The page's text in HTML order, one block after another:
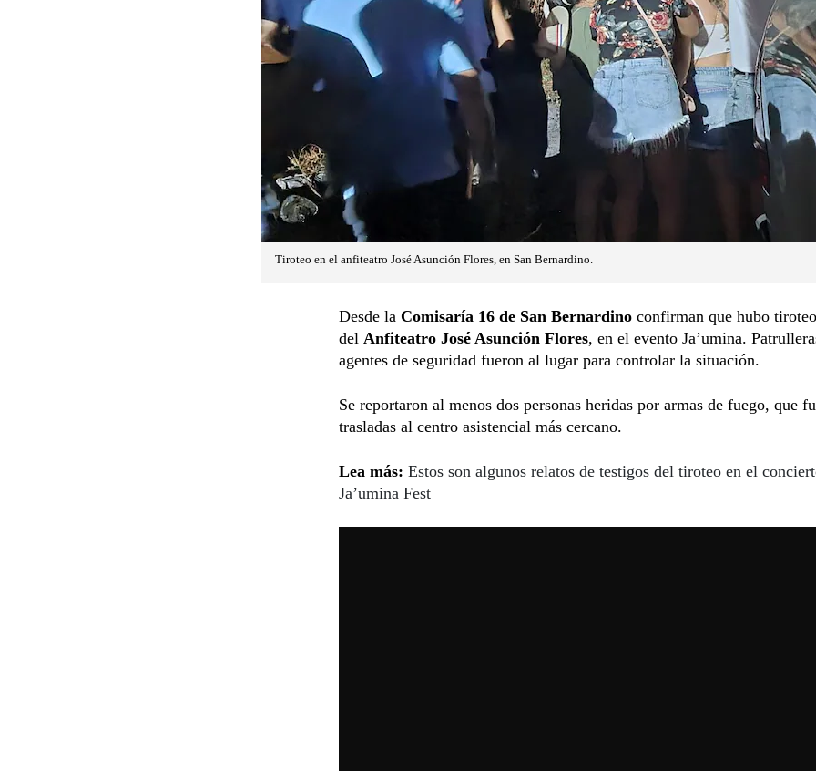
Tiroteo en el anfiteatro José Asunción Flores, en San Bernardino.
Desde la Comisaría 16 de San Bernardino confirman que hubo
del Anfiteatro José Asunción Flores, en el evento Ja’umina.
agentes de seguridad fueron al lugar para controlar la situación.
Se reportaron al menos dos personas heridas por armas de fuego, que
trasladas al centro asistencial más cercano.
Lea más: Estos son algunos relatos de testigos del tiroteo en el
Ja’umina Fest